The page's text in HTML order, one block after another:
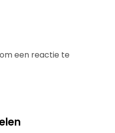
om een reactie te